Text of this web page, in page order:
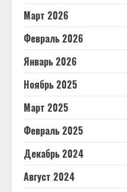
Март 2026
Февраль 2026
Январь 2026
Ноябрь 2025
Март 2025
Февраль 2025
Декабрь 2024
Август 2024